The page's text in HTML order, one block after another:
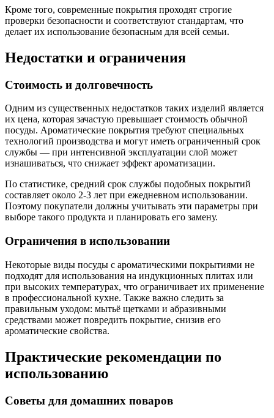
Кроме того, современные покрытия проходят строгие
проверки безопасности и соответствуют стандартам, что
делает их использование безопасным для всей семьи.
Недостатки и ограничения
Стоимость и долговечность
Одним из существенных недостатков таких изделий является
их цена, которая зачастую превышает стоимость обычной
посуды. Ароматические покрытия требуют специальных
технологий производства и могут иметь ограниченный срок
службы — при интенсивной эксплуатации слой может
изнашиваться, что снижает эффект ароматизации.
По статистике, средний срок службы подобных покрытий
составляет около 2-3 лет при ежедневном использовании.
Поэтому покупатели должны учитывать эти параметры при
выборе такого продукта и планировать его замену.
Ограничения в использовании
Некоторые виды посуды с ароматическими покрытиями не
подходят для использования на индукционных плитах или
при высоких температурах, что ограничивает их применение
в профессиональной кухне. Также важно следить за
правильным уходом: мытьё щетками и абразивными
средствами может повредить покрытие, снизив его
ароматические свойства.
Практические рекомендации по
использованию
Советы для домашних поваров